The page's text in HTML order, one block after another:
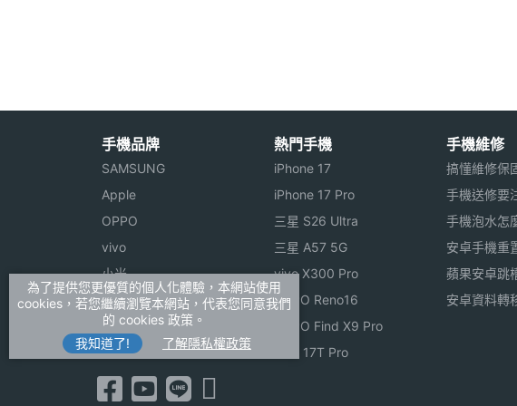
硬體效能
記憶卡 microSD
最大通話時間 3 HR(小時)
最大待機時間 9 天
通訊與網路
3G頻率
手機品牌
SAMSUNG
Apple
OPPO
vivo
小米
ASUS
Sony
realme
熱門手機
iPhone 17
iPhone 17 Pro
三星 S26 Ultra
三星 A57 5G
vivo X300 Pro
OPPO Reno16
OPPO Find X9 Pro
小米 17T Pro
手機維修
搞懂維修保
手機送修要
手機泡水怎
安卓手機重
蘋果安卓跳
安卓資料轉
為了提供您更優質的個人化體驗，本網站使用
cookies，若您繼續瀏覽本網站，代表您同意我們
的 cookies 政策。
我知道了!
了解隱私權政策